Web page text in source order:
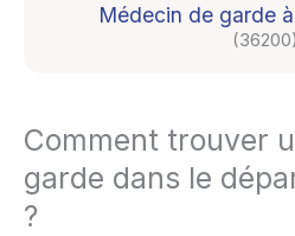
Médecin de garde
(36200)
Comment trouver
garde dans le
?